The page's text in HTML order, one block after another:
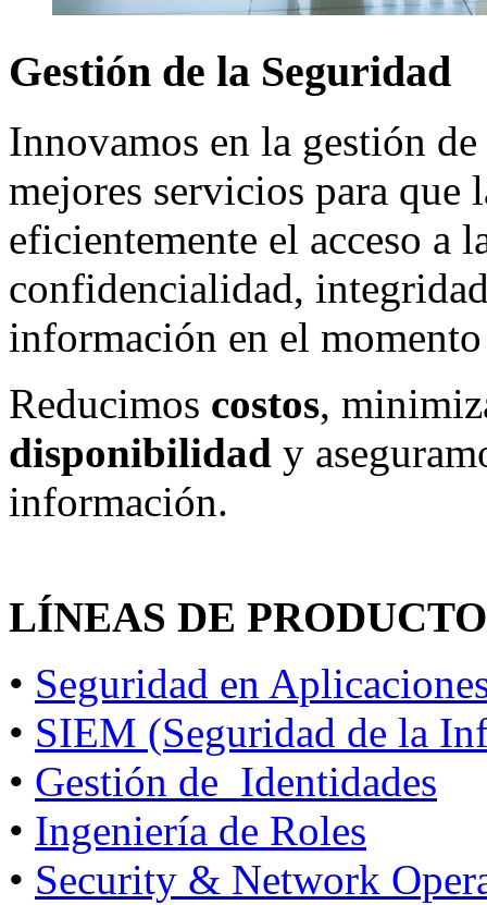
Gestión de la Seguridad
Innovamos en la gestión
mejores servicios para que
eficientemente el acceso a
confidencialidad,
información en el momento
Reducimos costos,
disponibilidad y
información.
LÍNEAS DE PRODUCTO
• Seguridad en
• SIEM (Seguridad de la
• Gestión de Identidades
• Ingeniería de Roles
• Security & Network